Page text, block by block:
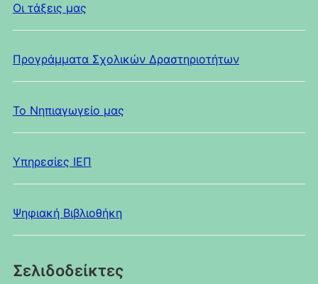
Οι τάξεις μας
Προγράμματα Σχολικών Δραστηριοτήτων
Το Νηπιαγωγείο μας
Υπηρεσίες ΙΕΠ
Ψηφιακή Βιβλιοθήκη
Σελιδοδείκτες